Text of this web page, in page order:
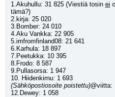
1.Akuhullu: 31 825 (Viestiä tosin ei
tämä?)
2.kirja: 25 020
3.Bomber: 24 010
4.Aku Vankka: 22 905
5.imfromfinland08: 21 641
6.Karhula: 18 897
7.Peetukka: 10 395
8.Frodo: 8 587
9.Pullasorsa: 1 947
10. Hiidenkirnu: 1 693
(Sähköpostiosoite poistettu)@viitta:
12.Dewey: 1 058